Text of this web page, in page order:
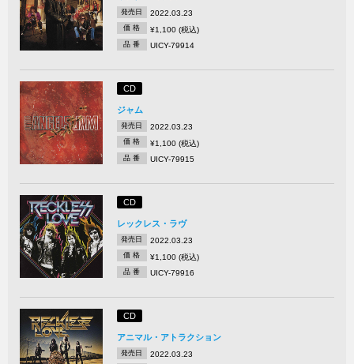
発売日 2022.03.23
価 格 ¥1,100 (税込)
品 番 UICY-79914
CD
ジャム
発売日 2022.03.23
価 格 ¥1,100 (税込)
品 番 UICY-79915
CD
レックレス・ラヴ
発売日 2022.03.23
価 格 ¥1,100 (税込)
品 番 UICY-79916
CD
アニマル・アトラクション
発売日 2022.03.23